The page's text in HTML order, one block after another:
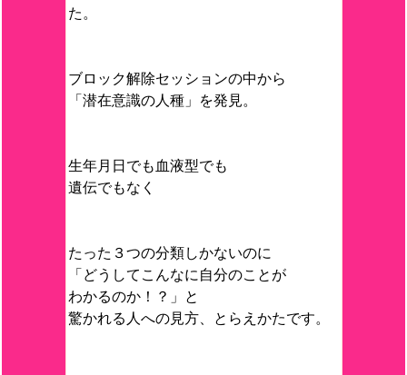
た。
ブロック解除セッションの中から
「潜在意識の人種」を発見。
生年月日でも血液型でも
遺伝でもなく
たった３つの分類しかないのに
「どうしてこんなに自分のことが
わかるのか！？」と
驚かれる人への見方、とらえかたです。